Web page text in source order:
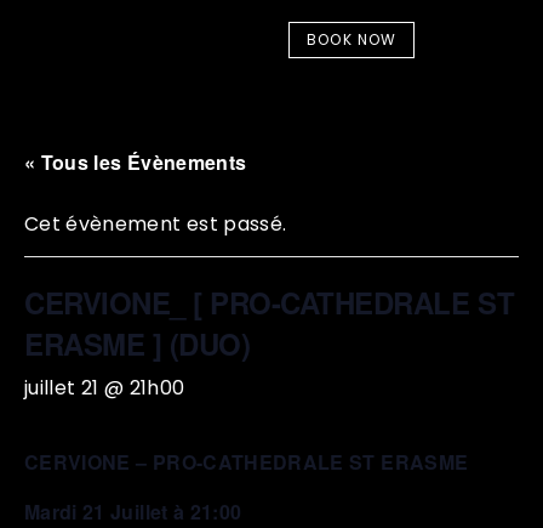
BOOK NOW
« Tous les Évènements
Cet évènement est passé.
CERVIONE_ [ PRO-CATHEDRALE ST
ERASME ] (DUO)
juillet 21 @ 21h00
CERVIONE – PRO-CATHEDRALE ST ERASME
Mardi 21 Juillet à 21:00